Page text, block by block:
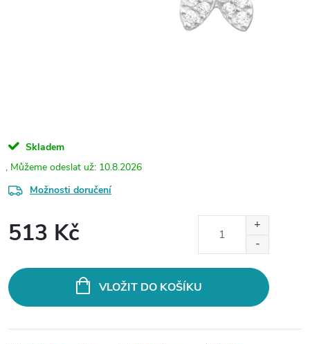
Skladem
10.8.2026
Možnosti doručení
513 Kč
VLOŽIT DO KOŠÍKU